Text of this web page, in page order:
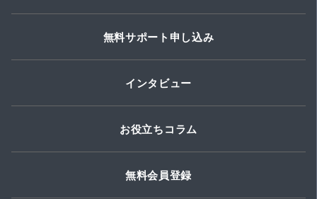
無料サポート申し込み
インタビュー
お役立ちコラム
無料会員登録